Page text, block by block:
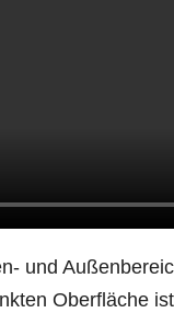
und
Oberfläche